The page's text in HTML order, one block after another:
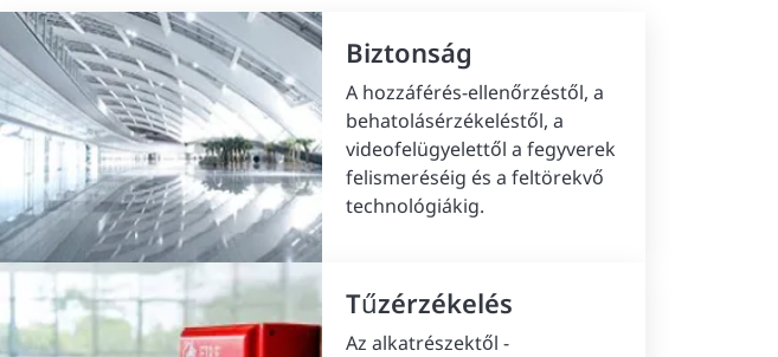
Biztonság
A hozzáférés-ellenőrzéstől, a
behatolásérzékeléstől, a
videofelügyelettől a fegyverek
felismeréséig és a feltörekvő
technológiákig.
Tűzérzékelés
Az alkatrészektől -